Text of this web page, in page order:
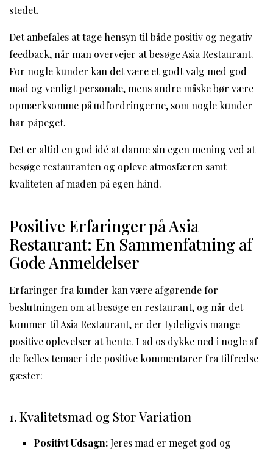
stedet.
Det anbefales at tage hensyn til både positiv og negativ
feedback, når man overvejer at besøge Asia Restaurant.
For nogle kunder kan det være et godt valg med god
mad og venligt personale, mens andre måske bør være
opmærksomme på udfordringerne, som nogle kunder
har påpeget.
Det er altid en god idé at danne sin egen mening ved at
besøge restauranten og opleve atmosfæren samt
kvaliteten af maden på egen hånd.
Positive Erfaringer på Asia
Restaurant: En Sammenfatning af
Gode Anmeldelser
Erfaringer fra kunder kan være afgørende for
beslutningen om at besøge en restaurant, og når det
kommer til Asia Restaurant, er der tydeligvis mange
positive oplevelser at hente. Lad os dykke ned i nogle af
de fælles temaer i de positive kommentarer fra tilfredse
gæster:
1. Kvalitetsmad og Stor Variation
Positivt Udsagn:Jeres mad er meget god og